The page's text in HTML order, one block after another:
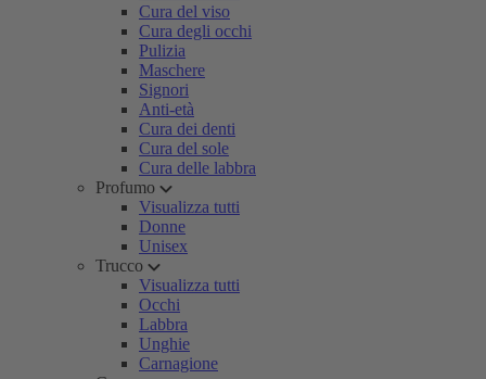
Cura del viso
Cura degli occhi
Pulizia
Maschere
Signori
Anti-età
Cura dei denti
Cura del sole
Cura delle labbra
Profumo
Visualizza tutti
Donne
Unisex
Trucco
Visualizza tutti
Occhi
Labbra
Unghie
Carnagione